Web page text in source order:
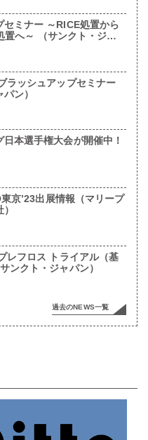
RICE処置から
クト・ジャ
ラッシュアップセミナー
ン）
本選手権大会が開催中！
京’23出展情報（マリープ
レフロス トライアル（基
ンクト・ジャパン）
過去のNEWS一覧